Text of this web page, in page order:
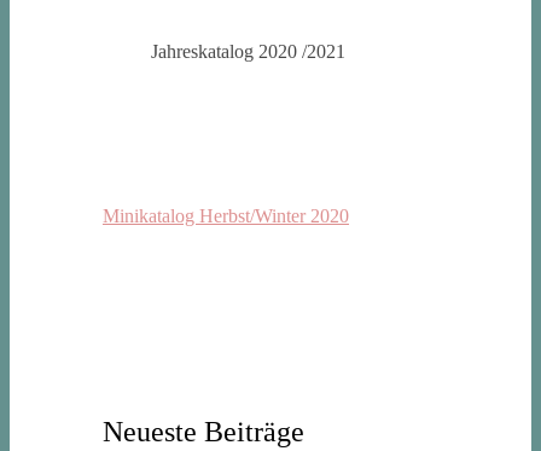
Jahreskatalog 2020 /2021
Minikatalog Herbst/Winter 2020
Neueste Beiträge